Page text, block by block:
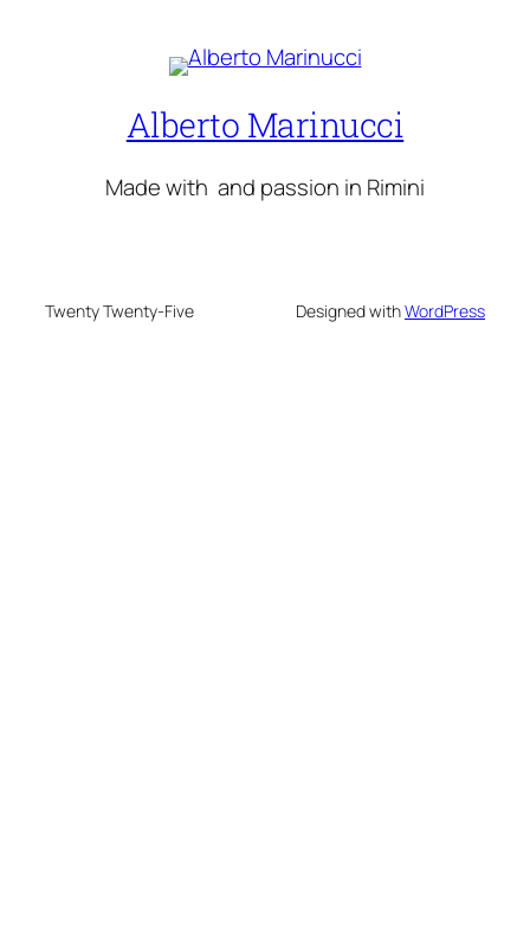
Alberto Marinucci
Made with and passion in Rimini
Twenty Twenty-Five Designed withWordPress